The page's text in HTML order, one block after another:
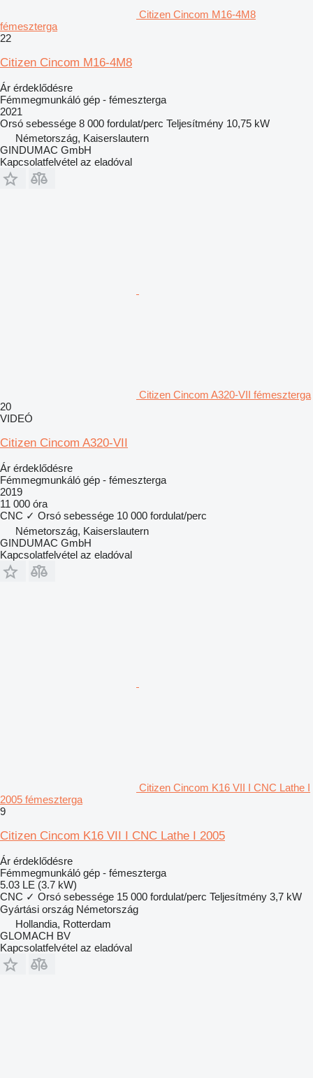
Citizen Cincom M16-4M8
fémeszterga
22
Citizen Cincom M16-4M8
Ár érdeklődésre
Fémmegmunkáló gép - fémeszterga
2021
Orsó sebessége 8 000 fordulat/perc Teljesítmény 10,75 kW
Németország, Kaiserslautern
GINDUMAC GmbH
Kapcsolatfelvétel az eladóval
Citizen Cincom A320-VII fémeszterga
20
VIDEÓ
Citizen Cincom A320-VII
Ár érdeklődésre
Fémmegmunkáló gép - fémeszterga
2019
11 000 óra
CNC ✓ Orsó sebessége 10 000 fordulat/perc
Németország, Kaiserslautern
GINDUMAC GmbH
Kapcsolatfelvétel az eladóval
Citizen Cincom K16 VII I CNC Lathe I
2005 fémeszterga
9
Citizen Cincom K16 VII I CNC Lathe I 2005
Ár érdeklődésre
Fémmegmunkáló gép - fémeszterga
5.03 LE (3.7 kW)
CNC ✓ Orsó sebessége 15 000 fordulat/perc Teljesítmény 3,7 kW
Gyártási ország Németország
Hollandia, Rotterdam
GLOMACH BV
Kapcsolatfelvétel az eladóval